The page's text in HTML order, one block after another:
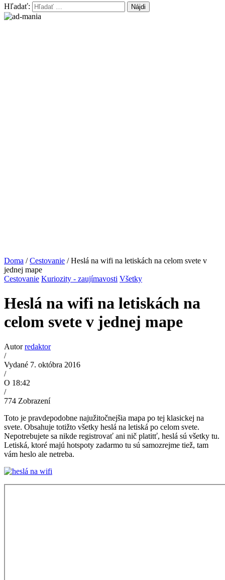
Hľadať:
Doma /Cestovanie / Heslá na wifi na letiskách na celom svete v
jednej mape
Cestovanie Kuriozity - zaujímavosti Všetky
Heslá na wifi na letiskách na
celom svete v jednej mape
Autorredaktor
/
Vydané 7. októbra 2016
/
O 18:42
/
774 Zobrazení
Toto je pravdepodobne najužitočnejšia mapa po tej klasickej na
svete. Obsahuje totižto všetky heslá na letiská po celom svete.
Nepotrebujete sa nikde registrovať ani nič platitť, heslá sú všetky tu.
Letiská, ktoré majú hotspoty zadarmo tu sú samozrejme tiež, tam
vám heslo ale netreba.